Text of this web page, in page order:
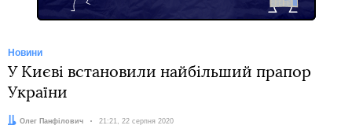
Новини
У Києві встановили найбільший прапор
України
Автор:
Олег Панфілович Дата:
21:21, 22 серпня 2020